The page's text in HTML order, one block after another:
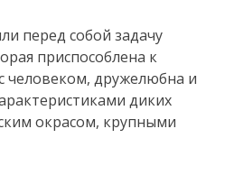
перед собой задачу
приспособлена к
дружелюбна и
диких
окрасом, крупными